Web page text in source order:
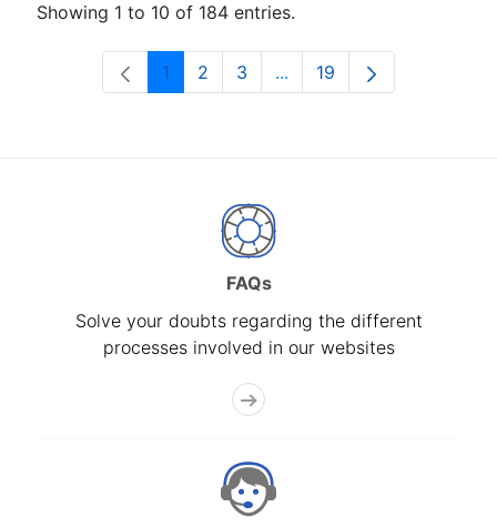
Showing 1 to 10 of 184 entries.
Page
1 Page
2 Page
3 ...Intermediate Pages Use
Page
19
FAQs
Solve your doubts regarding the different
processes involved in our websites